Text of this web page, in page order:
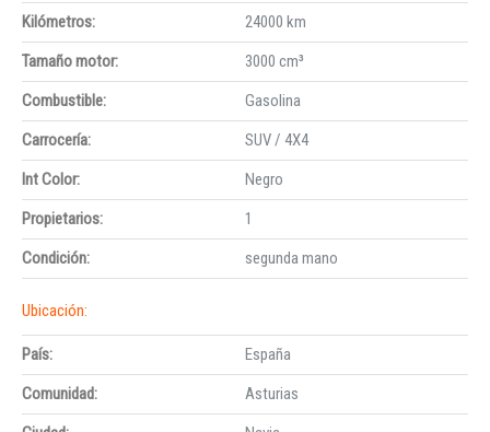
Kilómetros:
24000 km
Tamaño motor:
3000 cm³
Combustible:
Gasolina
Carrocería:
SUV / 4X4
Int Color:
Negro
Propietarios:
1
Condición:
segunda mano
Ubicación:
País:
España
Comunidad:
Asturias